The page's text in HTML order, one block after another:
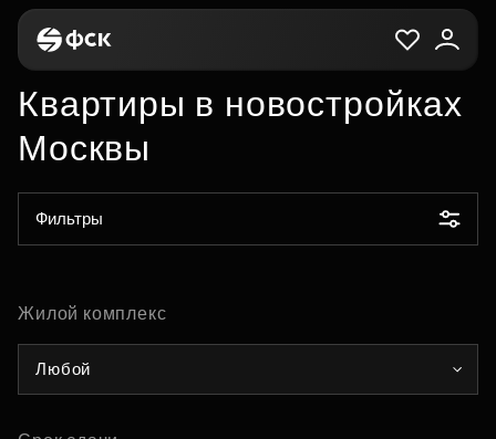
Квартиры в новостройках
Москвы
Фильтры
Жилой комплекс
Любой